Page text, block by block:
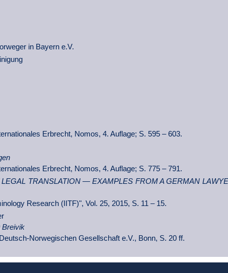
in Bayern e.V.
Erbrecht, Nomos, 4. Auflage; S. 595 – 603.
Erbrecht, Nomos, 4. Auflage; S. 775 – 791.
TRANSLATION — EXAMPLES FROM A GERMAN
Research (IITF)", Vol. 25, 2015, S. 11 – 15.
Breivik
Norwegischen Gesellschaft e.V., Bonn, S. 20 ff.